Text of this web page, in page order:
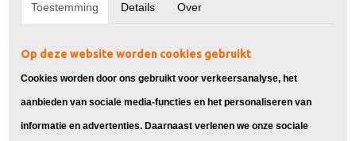
Toestemming Details Over
Op deze website worden cookies gebruikt
Cookies worden door ons gebruikt voor verkeersanalyse, het
aanbieden van sociale media-functies en het personaliseren van
informatie en advertenties. Daarnaast verlenen we onze sociale